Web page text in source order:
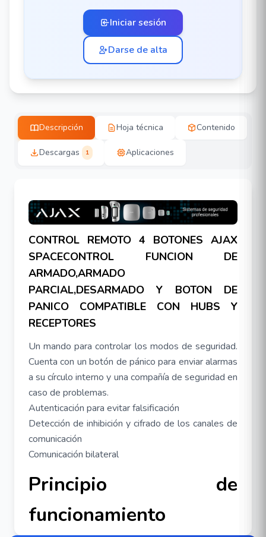
Iniciar sesión
Darse de alta
Descripción Hoja técnica Contenido
Descargas 1 Aplicaciones
CONTROL REMOTO 4 BOTONES AJAX
SPACECONTROL FUNCION DE
ARMADO,ARMADO
PARCIAL,DESARMADO Y BOTON DE
PANICO COMPATIBLE CON HUBS Y
RECEPTORES
Un mando para controlar los modos de seguridad.
Cuenta con un botón de pánico para enviar alarmas
a su círculo interno y una compañía de seguridad en
caso de problemas.
Autenticación para evitar falsificación
Detección de inhibición y cifrado de los canales de
comunicación
Comunicación bilateral
Principio de
funcionamiento